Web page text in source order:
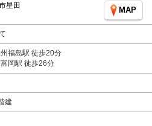
星田
MAP
福島駅 徒歩20分
岡駅 徒歩26分
建